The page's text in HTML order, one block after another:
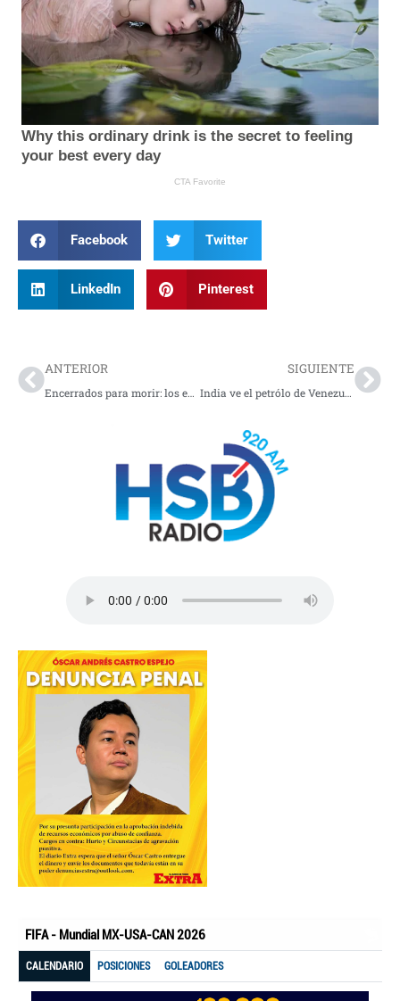
Facebook Twitter
LinkedIn Pinterest
ANTERIOR
Encerrados para morir: los entierros colectivos de presos en Ecuador
SIGUIENTE
India ve el petrólo de Venezuela como “una oportunidad”: la reunión entre Rodríguez y Modi